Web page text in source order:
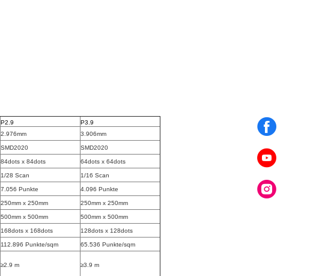
P2.9
P3.9
2.976mm 3.906mm
SMD2020 SMD2020
84dots x 84dots 64dots x 64dots
1/28 Scan 1/16 Scan
7.056 Punkte 4.096 Punkte
250mm x 250mm 250mm x 250mm
500mm x 500mm 500mm x 500mm
168dots x 168dots 128dots x 128dots
112.896 Punkte/sqm 65.536 Punkte/sqm
≥2.9 m ≥3.9 m